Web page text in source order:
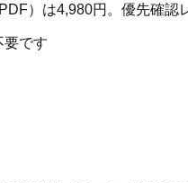
）は4,980円。優先確認
要です